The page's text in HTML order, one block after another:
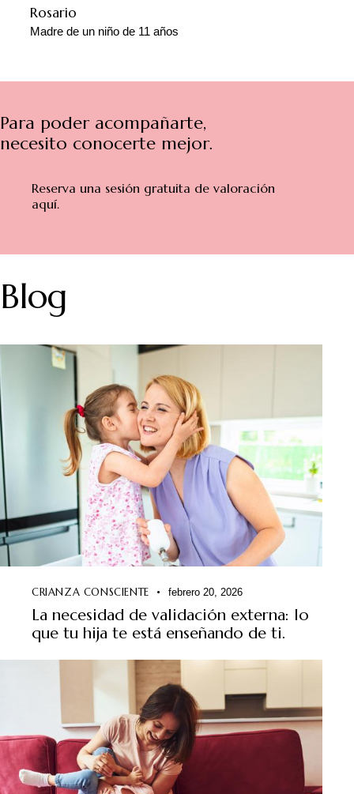
Rosario
Madre de un niño de 11 años
Para poder acompañarte,
necesito conocerte mejor.
Reserva una sesión gratuita de valoración
aquí.
Blog
CRIANZA CONSCIENTE febrero 20, 2026
La necesidad de validación externa: lo
que tu hija te está enseñando de ti.